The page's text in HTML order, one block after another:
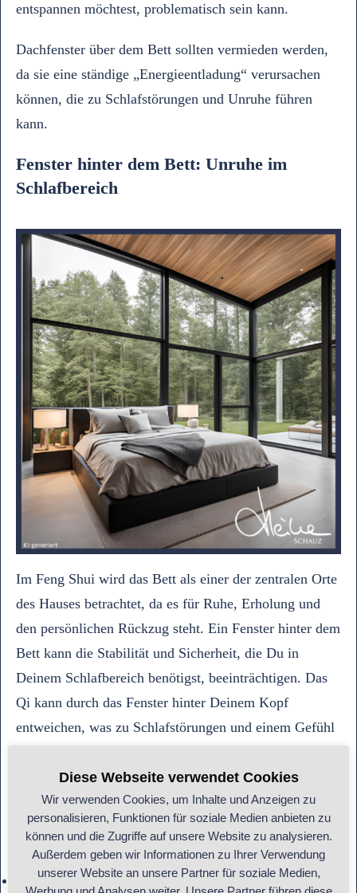
entspannen möchtest, problematisch sein kann.
Dachfenster über dem Bett sollten vermieden werden,
da sie eine ständige „Energieentladung“ verursachen
können, die zu Schlafstörungen und Unruhe führen
kann.
Fenster hinter dem Bett: Unruhe im
Schlafbereich
Im Feng Shui wird das Bett als einer der zentralen Orte
des Hauses betrachtet, da es für Ruhe, Erholung und
den persönlichen Rückzug steht. Ein Fenster hinter dem
Bett kann die Stabilität und Sicherheit, die Du in
Deinem Schlafbereich benötigst, beeinträchtigen. Das
Qi kann durch das Fenster hinter Deinem Kopf
entweichen, was zu Schlafstörungen und einem Gefühl
unruhig fühlen, als würde etwas hinter Dir passieren,
selbst wenn Du allein im Raum bist.
Abhilfen:
Massive Kopfteile:Ein solides, hohes Kopfteil kann
Diese Webseite verwendet Cookies
Wir verwenden Cookies, um Inhalte und Anzeigen zu
personalisieren, Funktionen für soziale Medien anbieten zu
können und die Zugriffe auf unsere Website zu analysieren.
Außerdem geben wir Informationen zu Ihrer Verwendung
unserer Website an unsere Partner für soziale Medien,